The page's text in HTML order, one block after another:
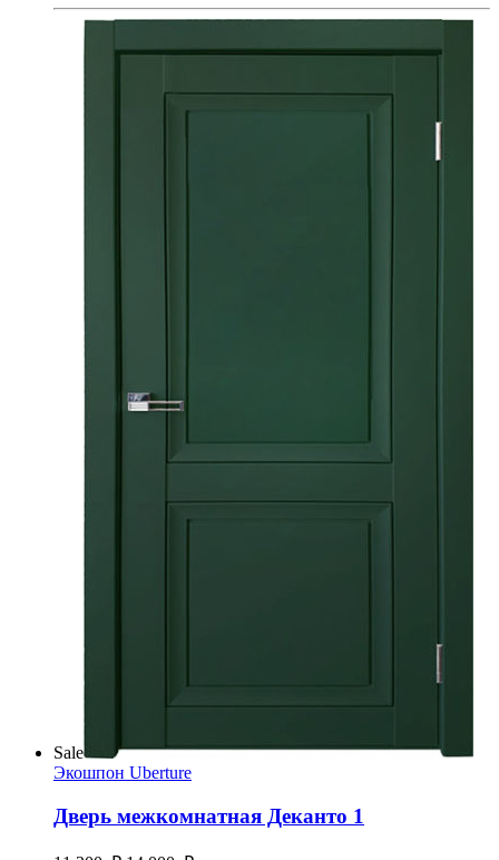
Sale
Экошпон Uberture
Дверь межкомнатная Деканто 1